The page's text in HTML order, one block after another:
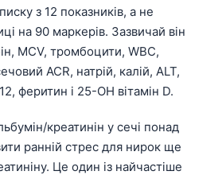
з 12 показників, а не
на 90 маркерів. Зазвичай він
MCV, тромбоцити, WBC,
ACR, натрій, калій, ALT,
феритин і 25-OH вітамін D.
креатинін у сечі понад
ранній стрес для нирок ще
Це один із найчастіше